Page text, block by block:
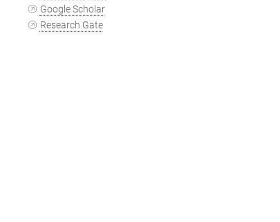
Google Scholar
Research Gate